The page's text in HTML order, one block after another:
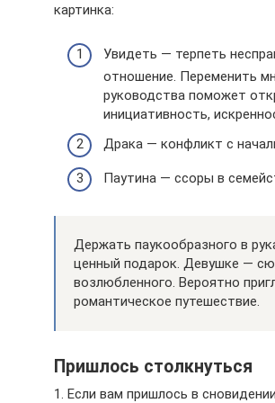
картинка:
Увидеть — терпеть
отношение. Переменить
руководства поможет
инициативность,
Драка — конфликт с
Паутина — ссоры в
Держать паукообразного в
ценный подарок. Девушке —
возлюбленного. Вероятно
романтическое путешествие.
Пришлось столкнуться
1. Если вам пришлось в